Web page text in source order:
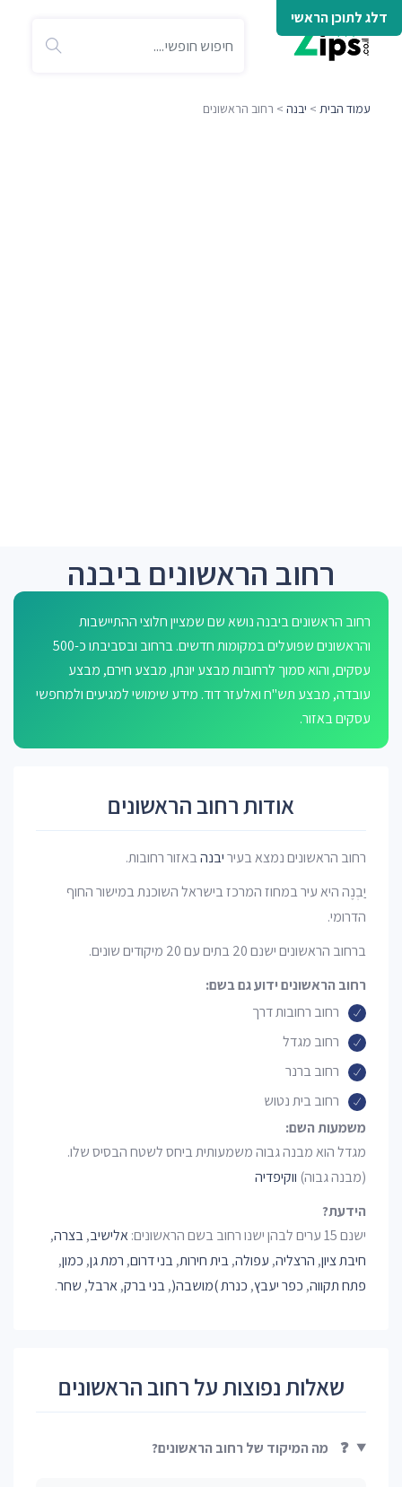
דלג לתוכן הראשי
עמוד הבית > יבנה > רחוב הראשונים
רחוב הראשונים ביבנה
רחוב הראשונים ביבנה נושא שם שמציין חלוצי ההתיישבות
והראשונים שפועלים במקומות חדשים. ברחוב ובסביבתו כ-500
עסקים, והוא סמוך לרחובות מבצע יונתן, מבצע חירם, מבצע
עובדה, מבצע תש"ח ואלעזר דוד. מידע שימושי למגיעים ולמחפשי
עסקים באזור.
אודות רחוב הראשונים
רחוב הראשונים נמצא בעיריבנהבאזור רחובות.
יַבְנֶה היא עיר במחוז המרכז בישראל השוכנת במישור החוף
הדרומי.
ברחוב הראשונים ישנם 20 בתים עם 20 מיקודים שונים.
רחוב הראשונים ידוע גם בשם:
רחוב רחובות דרך
רחוב מגדל
רחוב ברנר
רחוב בית נטוש
משמעות השם:
מגדל הוא מבנה גבוה משמעותית ביחס לשטח הבסיס שלו.
(מבנה גבוה) ווקיפדיה
הידעת?
ישנם 15 ערים לבהן ישנו רחוב בשם הראשונים:
אלישיב,בצרה,
חיבת ציון, הרצליה, עפולה,בית חירות,בני דרום, רמת גן, כמון,
פתח תקווה, כפר יעבץ, כנרת )מושבה(,בני ברק,ארבל, שחר.
שאלות נפוצות על רחוב הראשונים
❓ מה המיקוד של רחוב הראשונים?